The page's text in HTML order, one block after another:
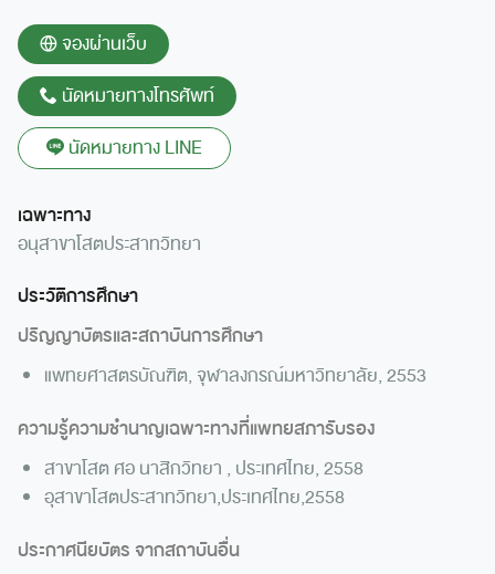
จองผ่านเว็บ
นัดหมายทางโทรศัพท์
นัดหมายทาง LINE
เฉพาะทาง
อนุสาขาโสตประสาทวิทยา
ประวัติการศึกษา
ปริญญาบัตรและสถาบันการศึกษา
แพทยศาสตรบัณฑิต, จุฬาลงกรณ์มหาวิทยาลัย, 2553
ความรู้ความชำนาญเฉพาะทางที่แพทยสภารับรอง
สาขาโสต ศอ นาสิกวิทยา , ประเทศไทย, 2558
อุสาขาโสตประสาทวิทยา,ประเทศไทย,2558
ประกาศนียบัตร จากสถาบันอื่น